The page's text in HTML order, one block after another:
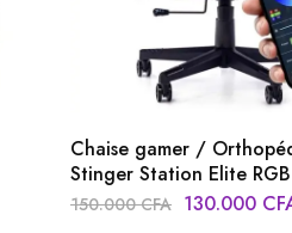
Chaise gamer /
Stinger Station Elite
150.000CFA 130.000